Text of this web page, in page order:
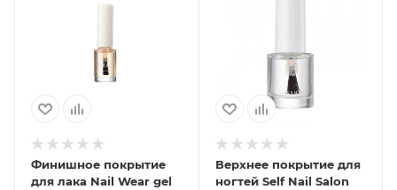
Финишное покрытие
для лака Nail Wear gel
Верхнее покрытие для
ногтей Self Nail Salon